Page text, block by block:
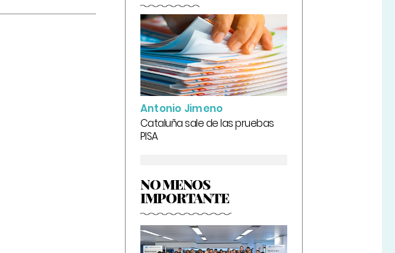
Antonio Jimeno
Cataluña sale de las pruebas
PISA
NO MENOS
IMPORTANTE